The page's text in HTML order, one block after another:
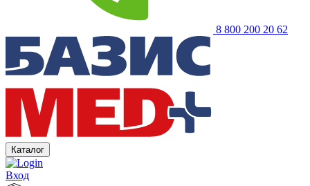
8 800 200 20 62
Каталог
Вход